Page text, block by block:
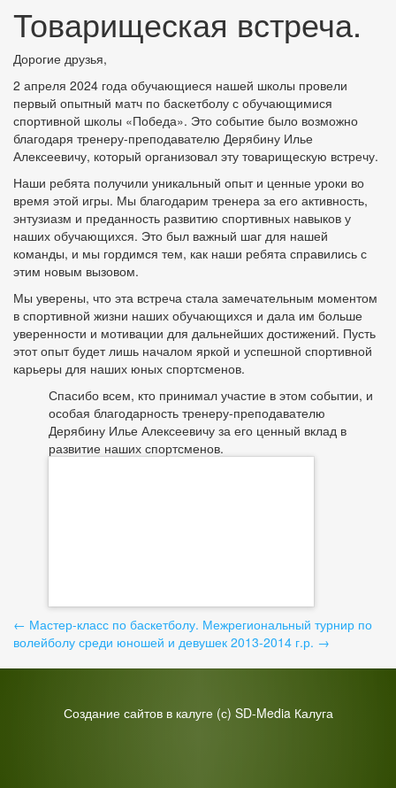
Товарищеская встреча.
Дорогие друзья,
2 апреля 2024 года обучающиеся нашей школы провели
первый опытный матч по баскетболу с обучающимися
спортивной школы «Победа». Это событие было возможно
благодаря тренеру-преподавателю Дерябину Илье
Алексеевичу, который организовал эту товарищескую встречу.
Наши ребята получили уникальный опыт и ценные уроки во
время этой игры. Мы благодарим тренера за его активность,
энтузиазм и преданность развитию спортивных навыков у
наших обучающихся. Это был важный шаг для нашей
команды, и мы гордимся тем, как наши ребята справились с
этим новым вызовом.
Мы уверены, что эта встреча стала замечательным моментом
в спортивной жизни наших обучающихся и дала им больше
уверенности и мотивации для дальнейших достижений. Пусть
этот опыт будет лишь началом яркой и успешной спортивной
карьеры для наших юных спортсменов.
Спасибо всем, кто принимал участие в этом событии, и
особая благодарность тренеру-преподавателю
Дерябину Илье Алексеевичу за его ценный вклад в
развитие наших спортсменов.
Навигация
по
записям
← Мастер-класс по баскетболу. Межрегиональный турнир по
волейболу среди юношей и девушек 2013-2014 г.р. →
Создание сайтов в калуге(с) SD-Media Калуга